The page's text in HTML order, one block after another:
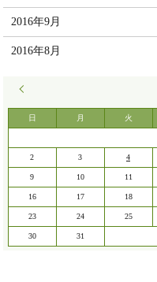
2016年9月
2016年8月
日 月 火
2 3 4
9 10 11
16 17 18
23 24 25
30 31